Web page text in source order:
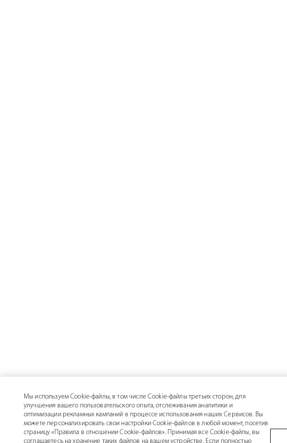
Мы используем Cookie-файлы, в том числе Cookie-файлы третьих сторон, для
улучшения вашего пользовательского опыта, отслеживания аналитики и
оптимизации рекламных кампаний в процессе использования наших Сервисов. Вы
можете персонализировать свои настройки Cookie-файлов в любой момент, посетив
страницу «Правила в отношении Cookie-файлов». Принимая все Cookie-файлы, вы
соглашаетесь на хранение таких файлов на вашем устройстве. Если полностью